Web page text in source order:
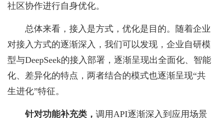
社区协作进行自身优化。
总体来看，接入是方式，优化是目的。随着企业
对接入方式的逐渐深入，我们可以发现，企业自研模
型与DeepSeek的接入部署，逐渐呈现出全面化、智能
化、差异化的特点，两者结合的模式也逐渐呈现“共
生进化”特征。
针对功能补充类， 调用API逐渐深入到应用场景